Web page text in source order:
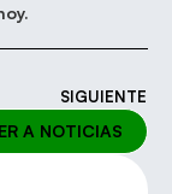
SIGUIENTE
A NOTICIAS